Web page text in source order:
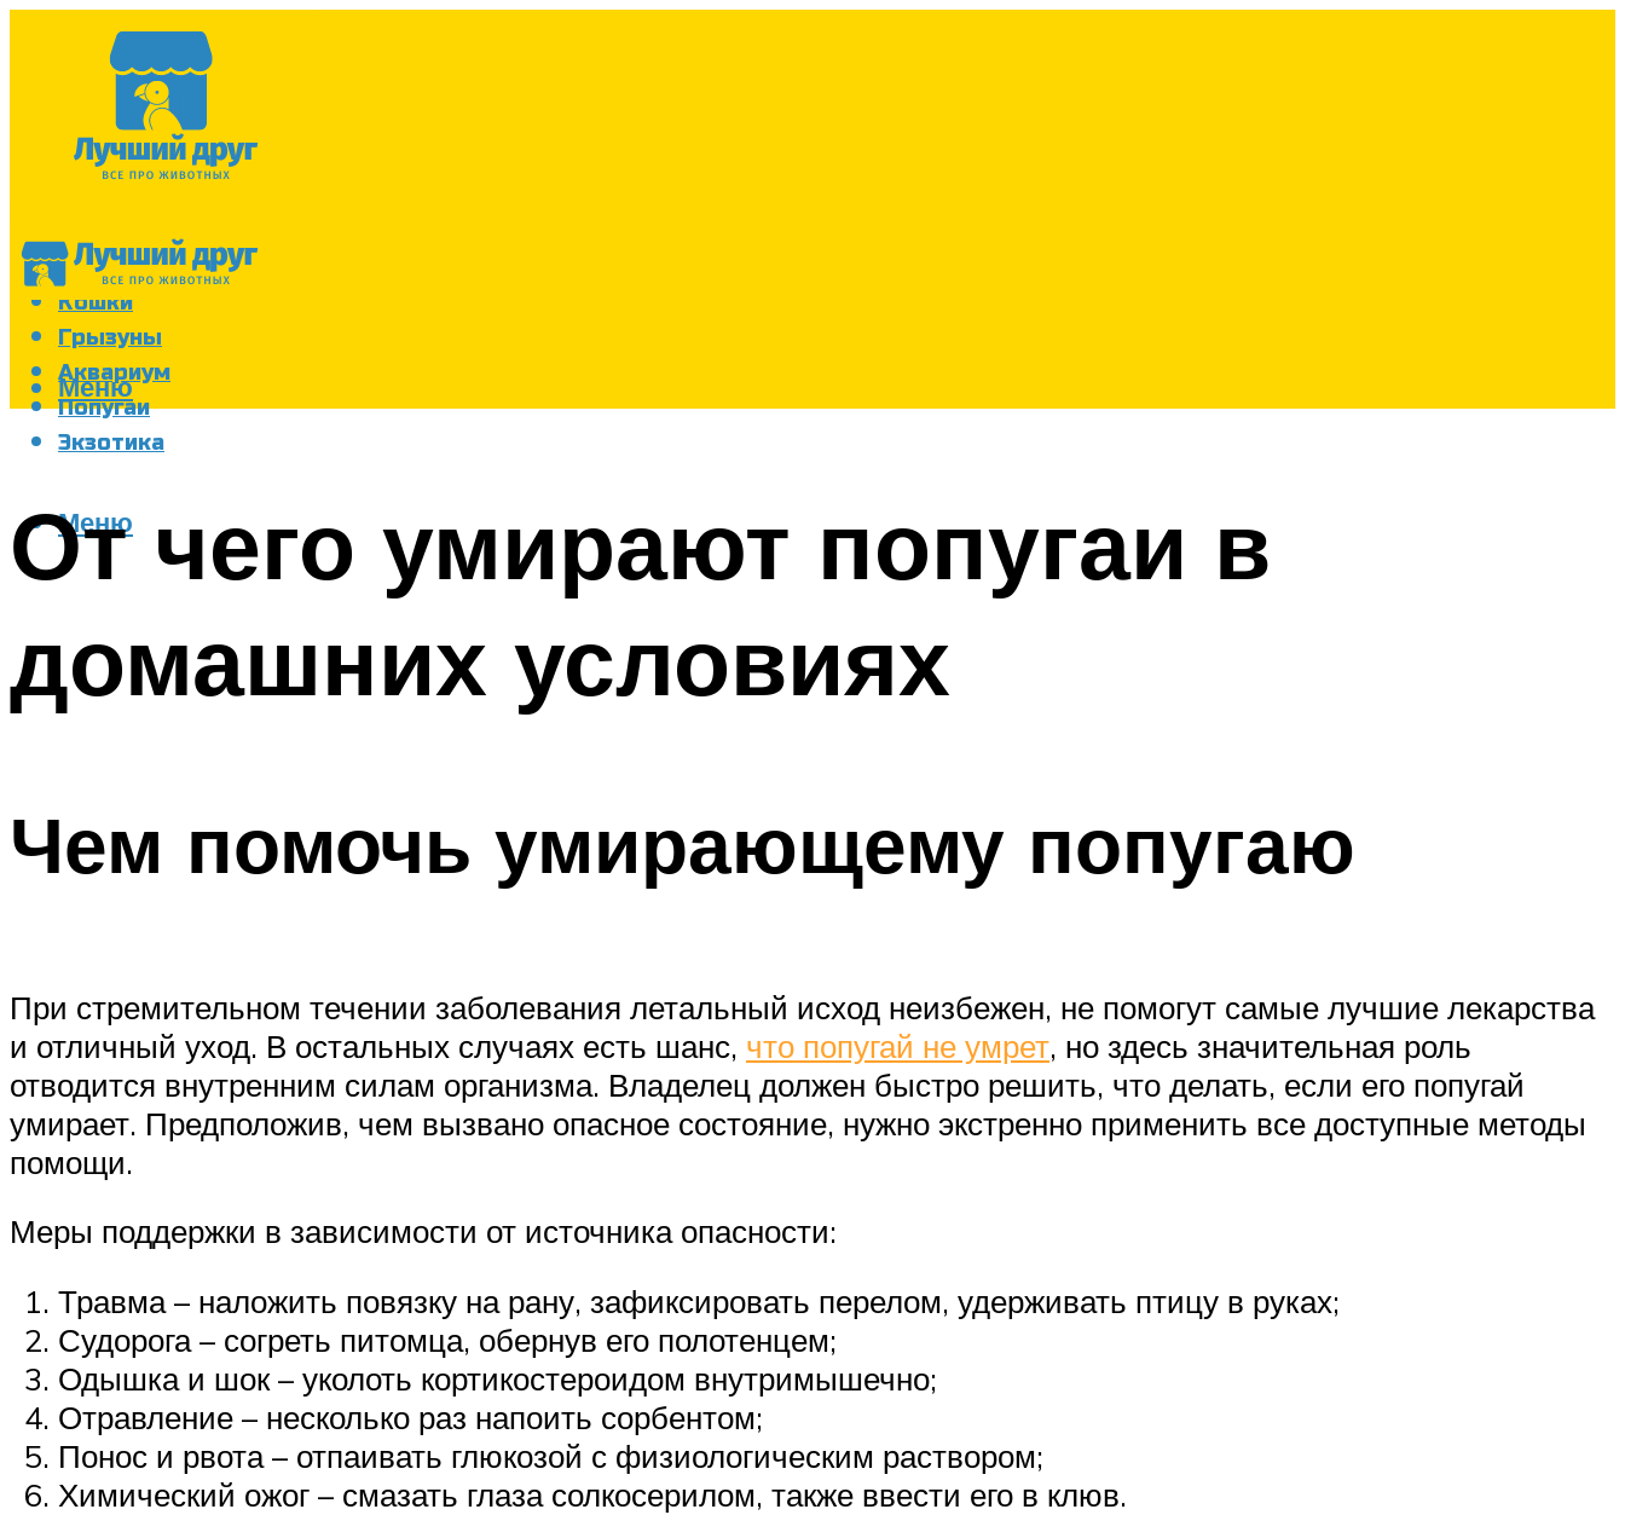
Собаки
Кошки
Грызуны
Аквариум
Попугаи
Экзотика
Меню
Меню
От чего умирают попугаи в
домашних условиях
Чем помочь умирающему попугаю
При стремительном течении заболевания летальный исход неизбежен, не помогут самые лучшие лекарства
и отличный уход. В остальных случаях есть шанс, что попугай не умрет, но здесь значительная роль
отводится внутренним силам организма. Владелец должен быстро решить, что делать, если его попугай
умирает. Предположив, чем вызвано опасное состояние, нужно экстренно применить все доступные методы
помощи.
Меры поддержки в зависимости от источника опасности:
Травма – наложить повязку на рану, зафиксировать перелом, удерживать птицу в руках;
Судорога – согреть питомца, обернув его полотенцем;
Одышка и шок – уколоть кортикостероидом внутримышечно;
Отравление – несколько раз напоить сорбентом;
Понос и рвота – отпаивать глюкозой с физиологическим раствором;
Химический ожог – смазать глаза солкосерилом, также ввести его в клюв.